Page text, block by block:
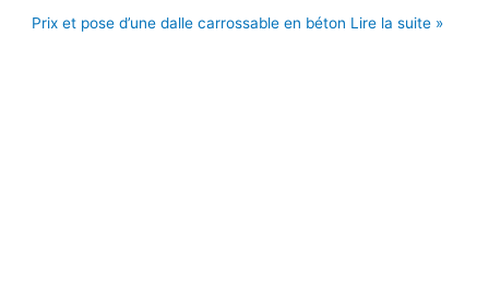
Prix et pose d’une dalle carrossable en béton Lire la suite »